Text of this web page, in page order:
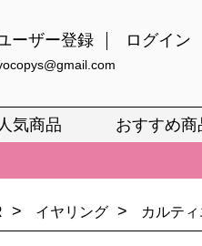
ーザー登録 ログイン
人気商品 おすすめ商
取扱い。最高品質の再現度を安
バッグ最新モデルが登場。上質
> イヤリング > カルテ